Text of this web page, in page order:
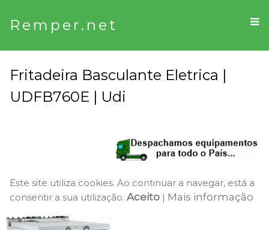
Remper.net
Fritadeira Basculante Eletrica |
UDFB760E | Udi
Este site utiliza cookies. Ao continuar a navegar, está a
consentir a sua utilização. Aceito | Mais informação